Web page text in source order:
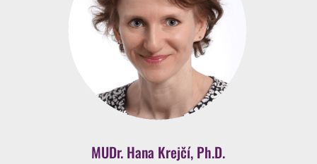
MUDr. Hana Krejčí, Ph.D.